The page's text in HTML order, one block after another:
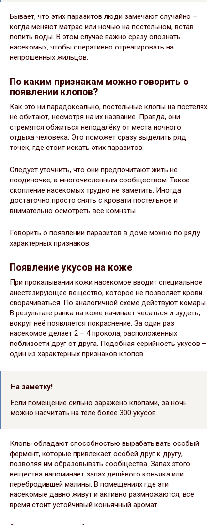
Бывает, что этих паразитов люди замечают случайно –
когда меняют матрас или ночью на постельном, встав
попить воды. В этом случае важно сразу опознать
насекомых, чтобы оперативно отреагировать на
непрошенных жильцов.
По каким признакам можно говорить о
появлении клопов?
Как это ни парадоксально, постельные клопы на постелях
не обитают, несмотря на их название. Правда, они
стремятся обжиться неподалёку от места ночного
отдыха человека. Это поможет сразу выделить ряд
точек, где стоит искать этих паразитов.
Следует уточнить, что они предпочитают жить не
поодиночке, а многочисленным сообществом. Такое
скопление насекомых трудно не заметить. Иногда
достаточно просто снять с кровати постельное и
внимательно осмотреть все комнаты.
Говорить о появлении паразитов в доме можно по ряду
характерных признаков.
Появление укусов на коже
При прокалывании кожи насекомое вводит специальное
анестезирующее вещество, которое не позволяет крови
сворачиваться. По аналогичной схеме действуют комары.
В результате ранка на коже начинает чесаться и зудеть,
вокруг неё появляется покраснение. За один раз
насекомое делает 2 – 4 прокола, расположенных
поблизости друг от друга. Подобная серийность укусов –
один из характерных признаков клопов.
На заметку!
Если помещение сильно заражено клопами, за ночь
можно насчитать на теле более 300 укусов.
Клопы обладают способностью вырабатывать особый
фермент, которые привлекает особей друг к другу,
позволяя им образовывать сообщества. Запах этого
вещества напоминает запах дешёвого коньяка или
перебродившей малины. В помещениях где эти
насекомые давно живут и активно размножаются, всё
время стоит устойчивый коньячный аромат.